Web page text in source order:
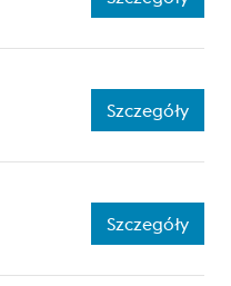
Szczegóły
Szczegóły